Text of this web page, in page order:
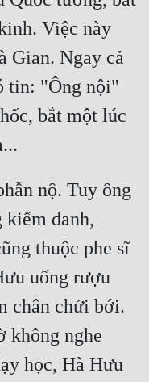
Việc này
Gian. Ngay cả
tin: "Ông nội"
bắt một lúc
nộ. Tuy ông
kiếm danh,
thuộc phe sĩ
uống rượu
chân chửi bới.
không nghe
học, Hà Hưu